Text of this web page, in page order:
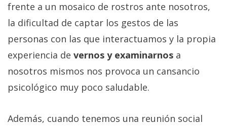
de
privacidad
/
Aviso
Legal
El medio de
encontrarás
frente a un mosaico de rostros ante nosotros,
la dificultad de captar los gestos de las
personas con las que interactuamos y la propia
experiencia de vernos y examinarnos a
nosotros mismos nos provoca un cansancio
psicológico muy poco saludable.
Además, cuando tenemos una reunión social